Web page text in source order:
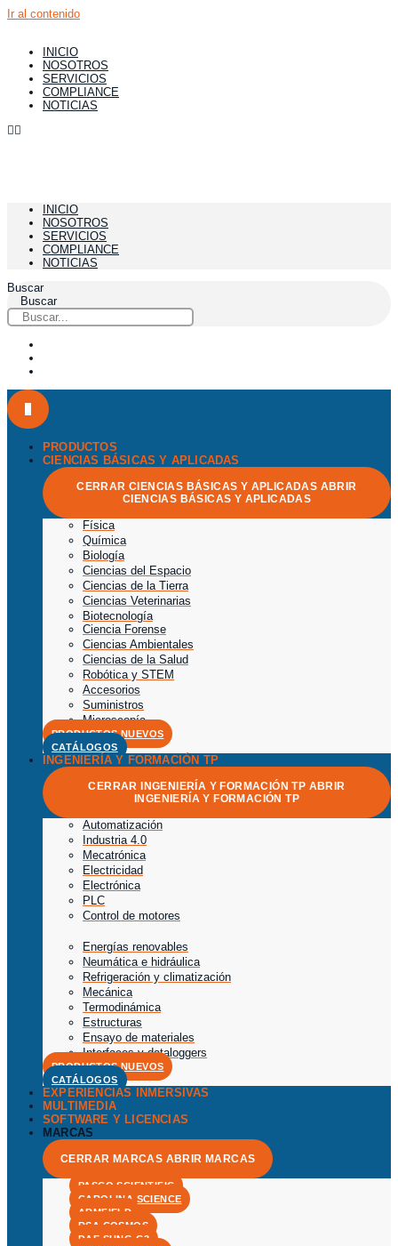
Ir al contenido
INICIO
NOSOTROS
SERVICIOS
COMPLIANCE
NOTICIAS
INICIO
NOSOTROS
SERVICIOS
COMPLIANCE
NOTICIAS
Buscar
Buscar
PRODUCTOS
CIENCIAS BÁSICAS Y APLICADAS
CERRAR CIENCIAS BÁSICAS Y APLICADAS ABRIR
CIENCIAS BÁSICAS Y APLICADAS
Física
Química
Biología
Ciencias del Espacio
Ciencias de la Tierra
Ciencias Veterinarias
Biotecnología
Ciencia Forense
Ciencias Ambientales
Ciencias de la Salud
Robótica y STEM
Accesorios
Suministros
Microscopía
PRODUCTOS NUEVOS
CATÁLOGOS
INGENIERÍA Y FORMACIÓN TP
CERRAR INGENIERÍA Y FORMACIÓN TP ABRIR
INGENIERÍA Y FORMACIÓN TP
Automatización
Industria 4.0
Mecatrónica
Electricidad
Electrónica
PLC
Control de motores
Energías renovables
Neumática e hidráulica
Refrigeración y climatización
Mecánica
Termodinámica
Estructuras
Ensayo de materiales
Interfaces y dataloggers
PRODUCTOS NUEVOS
CATÁLOGOS
EXPERIENCIAS INMERSIVAS
MULTIMEDIA
SOFTWARE Y LICENCIAS
MARCAS
CERRAR MARCAS ABRIR MARCAS
PASCO SCIENTIFIC
CAROLINA SCIENCE
ARMFIELD
RSA COSMOS
DAE SUNG G3